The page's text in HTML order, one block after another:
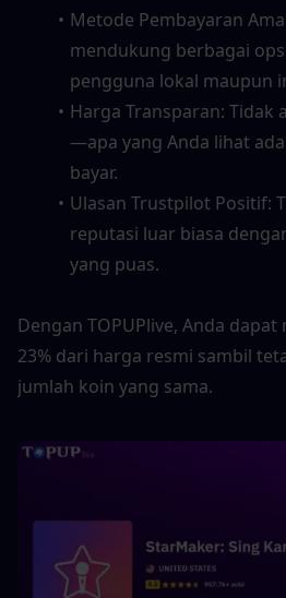
Metode Pembayaran
mendukung berbagai
pengguna lokal maupun
Harga Transparan: Tidak
—apa yang Anda lihat
bayar.
Ulasan Trustpilot Positif:
reputasi luar biasa
yang puas.
Dengan TOPUPlive, Anda
23% dari harga resmi sambil
jumlah koin yang sama.